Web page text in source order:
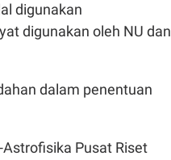
digunakan
digunakan oleh NU dan
dalam penentuan
Pusat Riset